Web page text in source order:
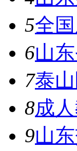
5全
6山
7泰
8成
9山